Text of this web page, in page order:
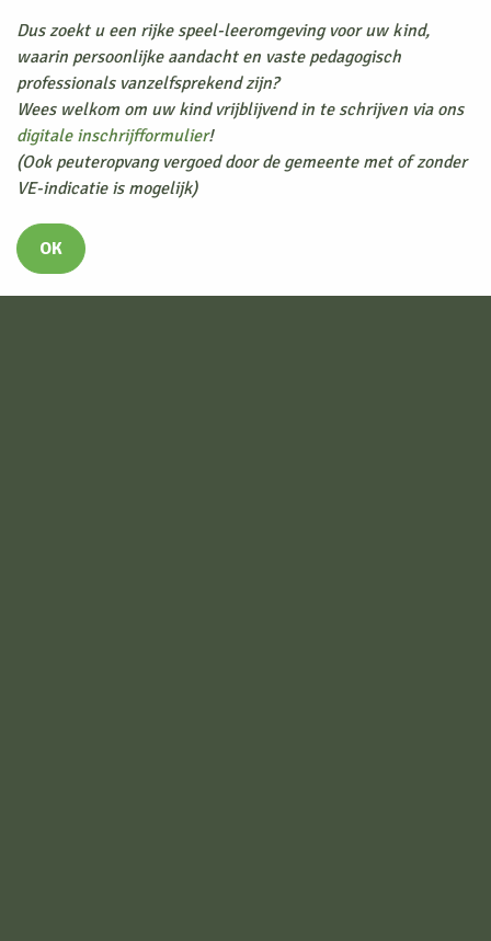
E-mail
info@kindercentrumkruimeltje.nl
Openingstijden
Ma
06:30 - 18:30
06:30 - 18:30
Wo
Do
Dus zoekt u een rijke speel-leeromgeving voor uw kind,
waarin persoonlijke aandacht en vaste pedagogisch
professionals vanzelfsprekend zijn?
Wees welkom om uw kind vrijblijvend in te schrijven via ons
digitale inschrijfformulier!
(Ook peuteropvang vergoed door de gemeente met of zonder
VE-indicatie is mogelijk)
OK